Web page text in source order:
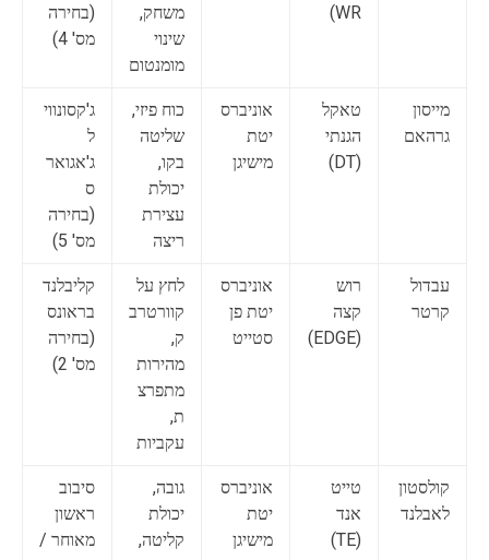
WR)
משחק,
שינוי
מומנטום
(בחירה
מס' 4)
מייסון
גרהאם
טאקל
הגנתי
(DT)
אוניברס
יטת
מישיגן
כוח פיזי,
שליטה
בקו,
יכולת
עצירת
ריצה
ג'קסונווי
ל
ג'אגואר
ס
(בחירה
מס' 5)
עבדול
קרטר
רוש
קצה
(EDGE)
אוניברס
יטת פן
סטייט
לחץ על
קוורטרב
ק,
מהירות
מתפרצ
ת,
עקביות
קליבלנד
בראונס
(בחירה
מס' 2)
קולסטון
לאבלנד
טייט
אנד
(TE)
אוניברס
יטת
מישיגן
גובה,
יכולת
קליטה,
סיבוב
ראשון
מאוחר /